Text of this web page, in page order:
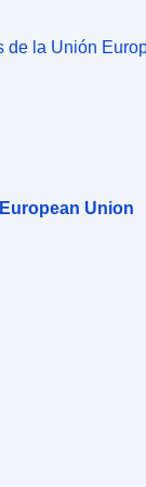
de la Unión
Union